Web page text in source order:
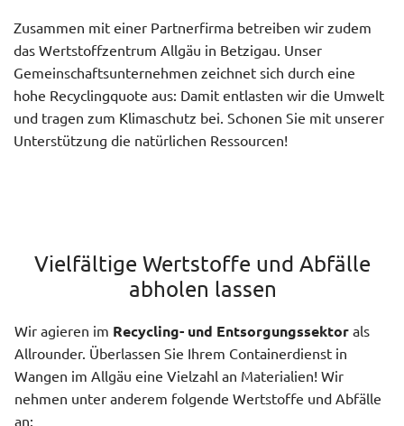
Zusammen mit einer Partnerfirma betreiben wir zudem
das Wertstoffzentrum Allgäu in Betzigau. Unser
Gemeinschaftsunternehmen zeichnet sich durch eine
hohe Recyclingquote aus: Damit entlasten wir die Umwelt
und tragen zum Klimaschutz bei. Schonen Sie mit unserer
Unterstützung die natürlichen Ressourcen!
Vielfältige Wertstoffe und Abfälle
abholen lassen
Wir agieren im Recycling- und Entsorgungssektor als
Allrounder. Überlassen Sie Ihrem Containerdienst in
Wangen im Allgäu eine Vielzahl an Materialien! Wir
nehmen unter anderem folgende Wertstoffe und Abfälle
an: